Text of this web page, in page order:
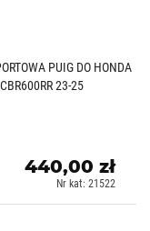
PUIG DO HONDA
CBR600RR 23-25
440,00 zł
Nr kat: 21522